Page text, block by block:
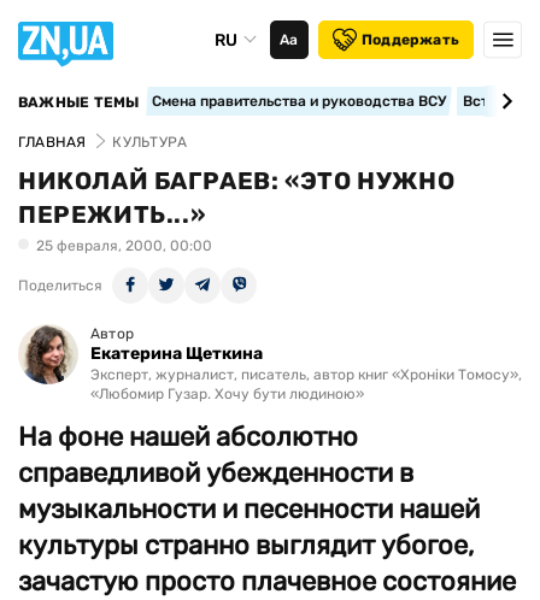
RU Аа Поддержать
ВАЖНЫЕ ТЕМЫ Смена правительства и руководства ВСУ
ГЛАВНАЯ КУЛЬТУРА
НИКОЛАЙ БАГРАЕВ: «ЭТО НУЖНО
ПЕРЕЖИТЬ...»
25 февраля, 2000, 00:00
Поделиться
Автор
Екатерина Щеткина
Эксперт, журналист, писатель, автор книг «Хроніки Томосу»,
«Любомир Гузар. Хочу бути людиною»
На фоне нашей абсолютно
справедливой убежденности в
музыкальности и песенности нашей
культуры странно выглядит убогое,
зачастую просто плачевное состояние